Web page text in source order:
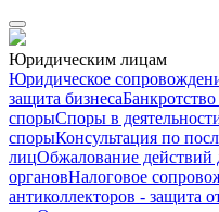
Юридическим лицам
Юридическое
защита бизнеса
спорыСпоры в
спорыКонсультация по
лицОбжалование
органовНалоговое
антиколлекторов - защита